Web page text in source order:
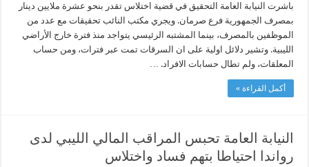
باشرت النيابة العامة التحقيق في قضية اختلاس تقدر بنحو عشرة ملايين دينار
بمصرف الجمهورية فرع صرمان. ويجري مكتب النائب تحقيقات مع عدد من
الموظفين بالمصرف، بينما المشتبه الرئيسي يتواجد منذ فترة خارج الأراضي
الليبية. وتشير دلائل اولية على ان السرقات تمت عبر فترات، ومن حساب
المعلقات، ولم تطال حسابات الافراد. …
أكمل القراءة »
النيابة العامة تحبس المراقب المالي الليبي لدى
رواندا احتياطا بتهم فساد واختلاس